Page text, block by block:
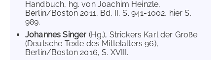
Handbuch, hg. von Joachim Heinzle,
Berlin/Boston 2011, Bd. II, S. 941-1002, hier S.
989.
Johannes Singer (Hg.), Strickers Karl der Große
(Deutsche Texte des Mittelalters 96),
Berlin/Boston 2016, S. XVIII.